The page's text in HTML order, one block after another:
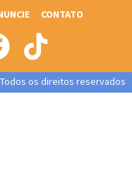
CONTATO
Todos os direitos reservados